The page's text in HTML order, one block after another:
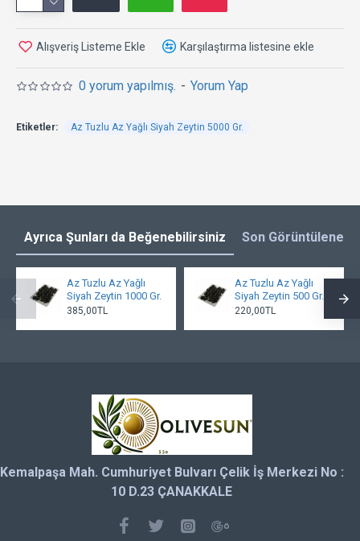
0 yorum yapılmış. - Yorum Yap
Alışveriş Listeme Ekle Karşılaştırma listesine ekle
Etiketler: Az Tuzlu Az Yağlı Siyah Zeytin 5000 Gr.
Ayrıca Şunları da Beğenebilirsiniz Son
Az Tuzlu Az Yağlı
Siyah Zeytin 1000 Gr.
385,00TL
Az Tuzlu Az Yağlı
Siyah Zeytin 500 Gr.
220,00TL
Kemalpaşa Mah. Cumhuriyet Bulvarı Çelik İş Merkezi No :
10 D.23 ÇANAKKALE